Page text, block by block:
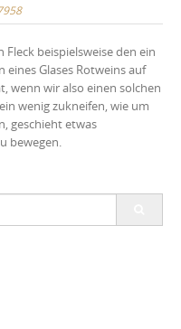
beispielsweise den ein
eines Glases Rotweins auf
wenn wir also einen solchen
wenig zukneifen, wie um
geschieht etwas
bewegen.